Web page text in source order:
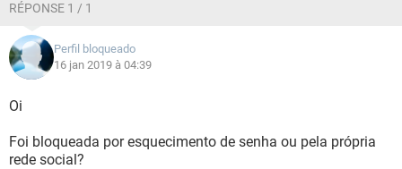
RÉPONSE 1 / 1
Perfil bloqueado
16 jan 2019 à 04:39
Oi
Foi bloqueada por esquecimento de senha ou pela própria
rede social?